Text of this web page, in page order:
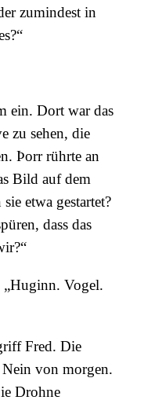
zumindest in
ein. Dort war das
zu sehen, die
Þorr rührte an
Bild auf dem
etwa gestartet?
dass das
Vogel.
Fred. Die
von morgen.
Drohne